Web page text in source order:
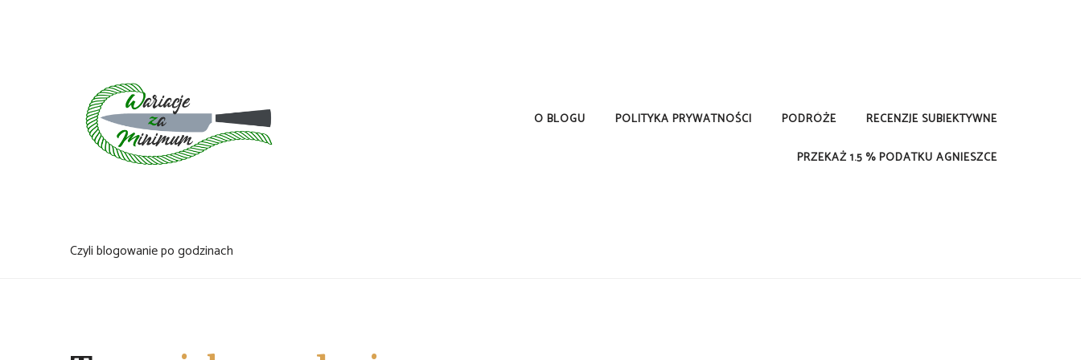
Czyli blogowanie po godzinach
O BLOGU POLITYKA PRYWATNOŚCI PODRÓŻE RECENZJE SUBIEKTYWNE
PRZEKAŻ 1.5 % PODATKU AGNIESZCE